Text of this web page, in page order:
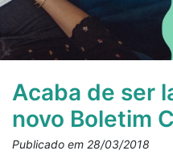
Acaba de ser
novo Boletim
Publicado em 28/03/2018